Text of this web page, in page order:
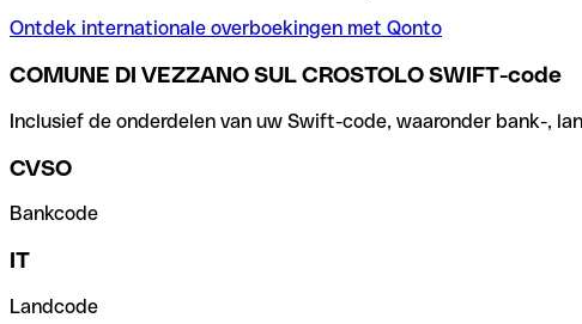
Ontdek internationale overboekingen met Qonto
COMUNE DI VEZZANO SUL CROSTOLO SWIFT-code
Inclusief de onderdelen van uw Swift-code, waaronder bank-,
CVSO
Bankcode
IT
Landcode